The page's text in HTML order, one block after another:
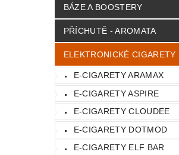
BÁZE A BOOSTERY
PŘÍCHUTĚ - AROMATA
ELEKTRONICKÉ CIGARETY
E-CIGARETY ARAMAX
E-CIGARETY ASPIRE
E-CIGARETY CLOUDEE
E-CIGARETY DOTMOD
E-CIGARETY ELF BAR